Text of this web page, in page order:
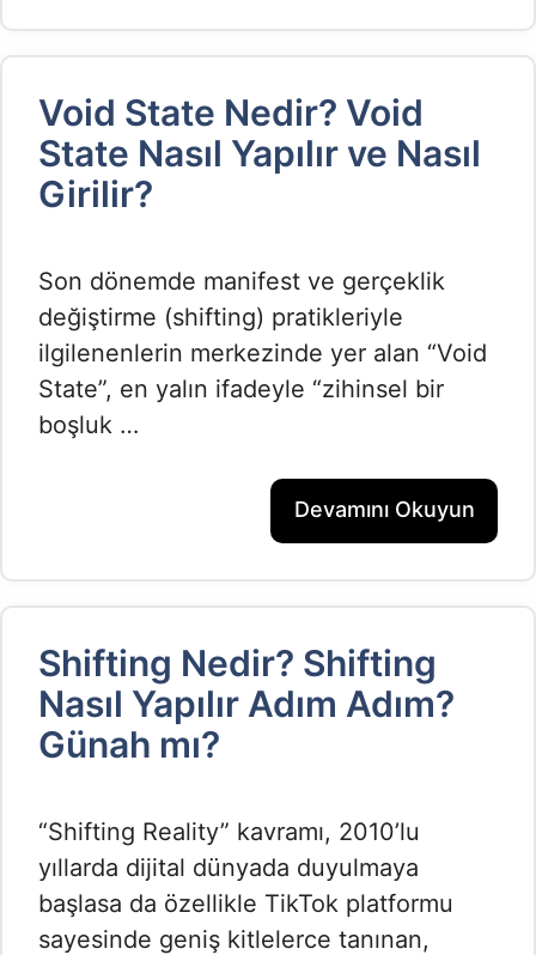
Void State Nedir? Void
State Nasıl Yapılır ve Nasıl
Girilir?
Son dönemde manifest ve gerçeklik
değiştirme (shifting) pratikleriyle
ilgilenenlerin merkezinde yer alan “Void
State”, en yalın ifadeyle “zihinsel bir
boşluk …
Devamını Okuyun
Shifting Nedir? Shifting
Nasıl Yapılır Adım Adım?
Günah mı?
“Shifting Reality” kavramı, 2010’lu
yıllarda dijital dünyada duyulmaya
başlasa da özellikle TikTok platformu
sayesinde geniş kitlelerce tanınan,